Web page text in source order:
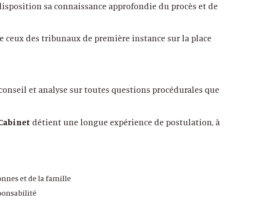
sa connaissance approfondie du procès et de
ceux des tribunaux de première instance sur la place
et analyse sur toutes questions procédurales que
détient une longue expérience de postulation, à
et de la famille